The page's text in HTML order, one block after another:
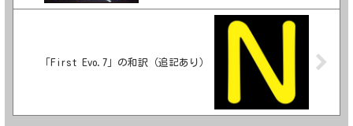
「First Evo.7」の和訳（追記あり）